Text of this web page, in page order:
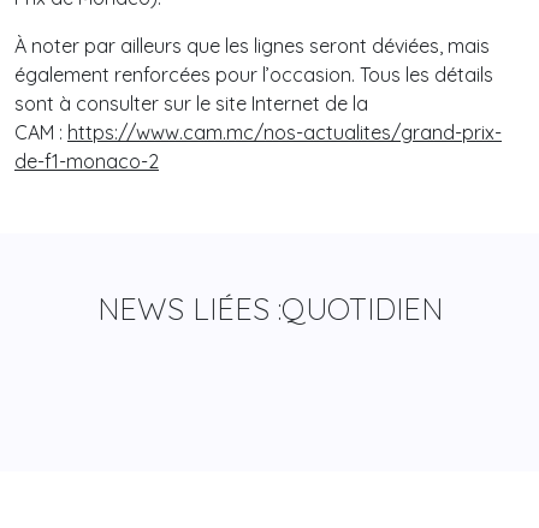
À noter par ailleurs que les lignes seront déviées, mais
également renforcées pour l’occasion. Tous les détails
sont à consulter sur le site Internet de la
CAM : https://www.cam.mc/nos-actualites/grand-prix-
de-f1-monaco-2
NEWS LIÉES :QUOTIDIEN